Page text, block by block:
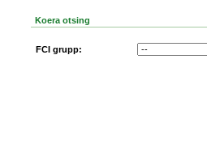
Koera otsing
FCI grupp: